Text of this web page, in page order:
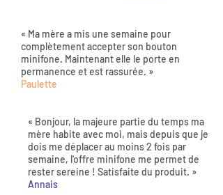
« Ma mère a mis une semaine pour
complètement accepter son bouton
minifone. Maintenant elle le porte en
permanence et est rassurée. »
Paulette
« Bonjour, la majeure partie du temps ma
mère habite avec moi, mais depuis que je
dois me déplacer au moins 2 fois par
semaine, l'offre minifone me permet de
rester sereine ! Satisfaite du produit. »
Annais